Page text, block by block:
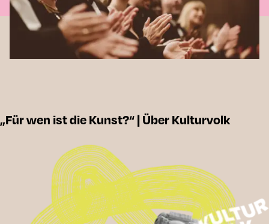
„Für wen ist die Kunst?“ | Über Kulturvolk